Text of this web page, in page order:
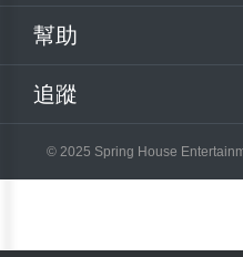
幫助
追蹤
© 2025 Spring House